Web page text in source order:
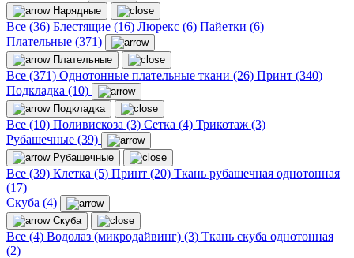
Нарядные
Все (36) Блестящие (16) Люрекс (6) Пайетки (6)
Плательные (371)
Плательные
Все (371) Однотонные плательные ткани (26) Принт (340)
Подкладка (10)
Подкладка
Все (10) Поливискоза (3) Сетка (4) Трикотаж (3)
Рубашечные (39)
Рубашечные
Все (39) Клетка (5) Принт (20) Ткань рубашечная однотонная
(17)
Скуба (4)
Скуба
Все (4) Водолаз (микродайвинг) (3) Ткань скуба однотонная
(2)